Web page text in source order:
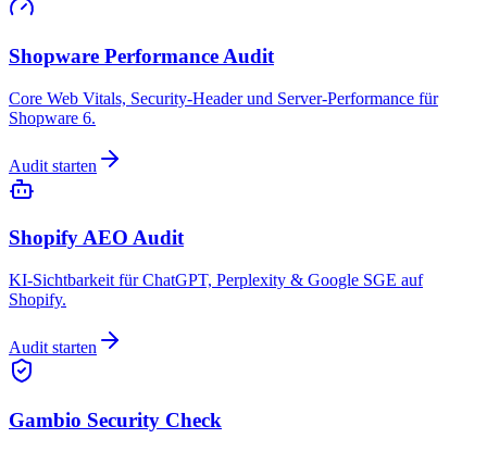
Shopware Performance Audit
Core Web Vitals, Security-Header und Server-Performance für
Shopware 6.
Audit starten
Shopify AEO Audit
KI-Sichtbarkeit für ChatGPT, Perplexity & Google SGE auf
Shopify.
Audit starten
Gambio Security Check